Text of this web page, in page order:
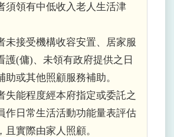
須領有中低收入老人生活津
未接受機構收容安置、居家服
護(傭)、未領有政府提供之日
助或其他照顧服務補助。
失能程度經本府指定或委託之
作日常生活活動功能量表評估
且實際由家人照顧。